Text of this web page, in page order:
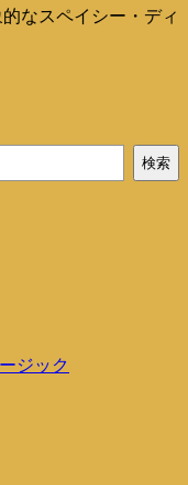
なスペイシー・ディ
検索
ジック